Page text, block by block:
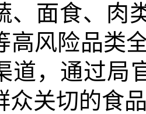
、面食、肉
高风险品类
道，通过局
众关切的食